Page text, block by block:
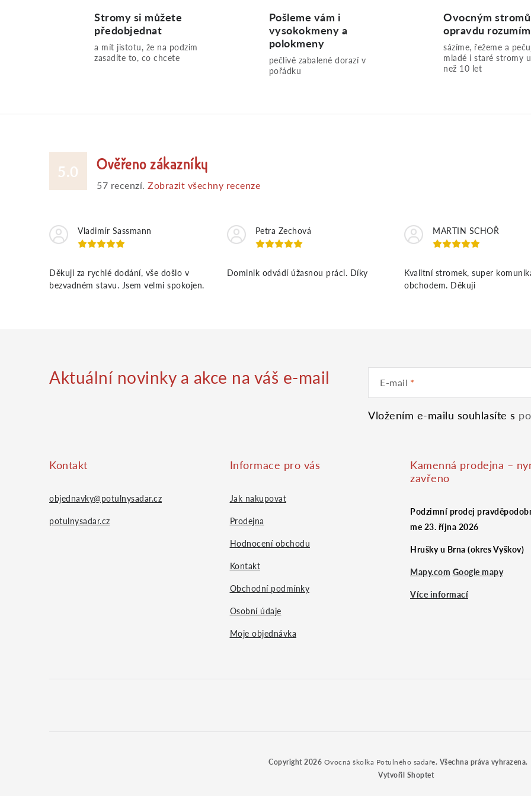
Stromy si můžete
předobjednat
a mít jistotu, že na podzim
zasadíte to, co chcete
Pošleme vám i
vysokokmeny a
polokmeny
pečlivě zabalené dorazí v
pořádku
Ovocným
opravdu
sázíme, řežeme a
mladé i staré stromy
než 10 let
5.0 Ověřeno zákazníky
57 recenzí. Zobrazit všechny recenze
Vladimír Sassmann
Děkuji za rychlé dodání, vše došlo v
bezvadném stavu. Jsem velmi spokojen.
Petra Zechová
Dominik odvádí úžasnou práci. Díky
MARTIN SCHOŘ
Kvalitní stromek, super
obchodem. Děkuji
Aktuální novinky a akce na váš e-mail E-mail
Vložením e-mailu souhlasíte s
Kontakt
objednavky@potulnysadar.cz
potulnysadar.cz
Informace pro vás
Jak nakupovat
Prodejna
Hodnocení obchodu
Kontakt
Obchodní podmínky
Osobní údaje
Moje objednávka
Kamenná prodejna –
zavřeno
Podzimní prodej
me 23. října 2026
Hrušky u Brna (okres Vyškov)
Mapy.com Google mapy
Více informací
Vytvořil Shoptet
Copyright 2026 Ovocná školka Potulného sadaře. Všechna práva vyhrazena.